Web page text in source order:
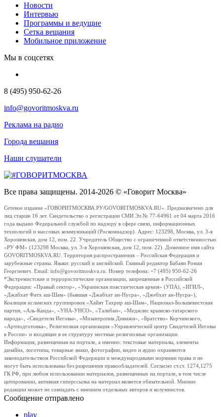
Новости
Интервью
Программы и ведущие
Сетка вещания
Мобильное приложение
Мы в соцсетях
8 (495) 950-62-26
info@govoritmoskva.ru
Реклама на радио
Города вещания
Наши слушатели
Все права защищены. 2014-2026 © «Говорит Москва»
Сетевое издание «ГОВОРИТМОСКВА.РУ/GOVORITMOSKVA.RU». Предназначено для
лиц старше 16 лет. Свидетельство о регистрации СМИ Эл № 77-64961 от 04 марта 2016
года выдано Федеральной службой по надзору в сфере связи, информационных
технологий и массовых коммуникаций (Роскомнадзор). Адрес: 123298, Москва, ул. 3-я
Хорошевская, дом 12, пом. 22. Учредитель Общество с ограниченной ответственностью
«РУ ФМ» (123298 Москва, ул. 3-я Хорошевская, дом 12, пом. 22). Доменное имя сайта
GOVORITMOSKVA.RU. Территория распространения – Российская Федерация и
зарубежные страны. Языки: русский и английский. Главный редактор Бабаян Роман
Георгиевич. Email: info@govoritmoskva.ru. Номер телефона: +7 (495) 950-62-26
*Экстремистские и террористические организации, запрещенные в Российской
Федерации: «Правый сектор», «Украинская повстанческая армия» (УПА), «ИГИЛ»,
«Джабхат Фатх аш-Шам» (бывшая «Джабхат ан-Нусра», «Джебхат ан-Нусра»),
Коалиция исламских группировок «Хайят Тахрир аш-Шам», Национал-Большевистская
партия, «Аль-Каида», «УНА-УНСО», «Талибан», «Меджлис крымско-татарского
народа», «Свидетели Иеговы», «Мизантропик Дивижн», «Братство» Корчинского,
«Артподготовка», Религиозная организация «Управленческий центр Свидетелей Иеговы
в России» и входящие в ее структуру местные религиозные организации.
Информация, размещенная на портале, а именно: текстовые материалы, элементы
дизайна, логотипы, товарные знаки, фотографии, видео и аудио охраняются
законодательством Российской Федерации и международными нормами права и не
могут быть использованы без разрешения правообладателей. Согласно ст.ст. 1274,1275
ГК РФ, при любом использовании материалов, размещенных на портале, в том числе
цитировании, активная гиперссылка на материал является обязательной. Мнение
редакции может не совпадать с мнением отдельных авторов и колумнистов.
Сообщение отправлено
play